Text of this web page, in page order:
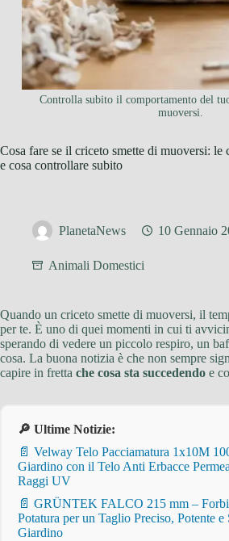
Controlla subito il comportamento del
muoversi.
Cosa fare se il criceto smette di muoversi: le
e cosa controllare subito
PlanetaNews 10 Gennaio
Animali Domestici
Quando un criceto smette di muoversi, il
per te. È uno di quei momenti in cui ti
sperando di vedere un piccolo respiro, un
cosa. La buona notizia è che non sempre
capire in fretta che cosa sta succedendo e
🔎 Ultime Notizie:
📄 Velway Telo Pacciamatura 1x10M
Giardino con il Telo Anti Erbacce
Raggi UV
📄 GRÜNTEK FALCO 215 mm –
Potatura per un Taglio Preciso, Potente
Giardino